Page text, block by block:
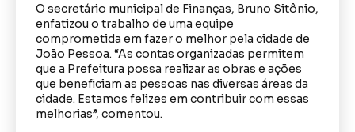
O secretário municipal de Finanças, Bruno Sitônio,
enfatizou o trabalho de uma equipe
comprometida em fazer o melhor pela cidade de
João Pessoa. “As contas organizadas permitem
que a Prefeitura possa realizar as obras e ações
que beneficiam as pessoas nas diversas áreas da
cidade. Estamos felizes em contribuir com essas
melhorias”, comentou.